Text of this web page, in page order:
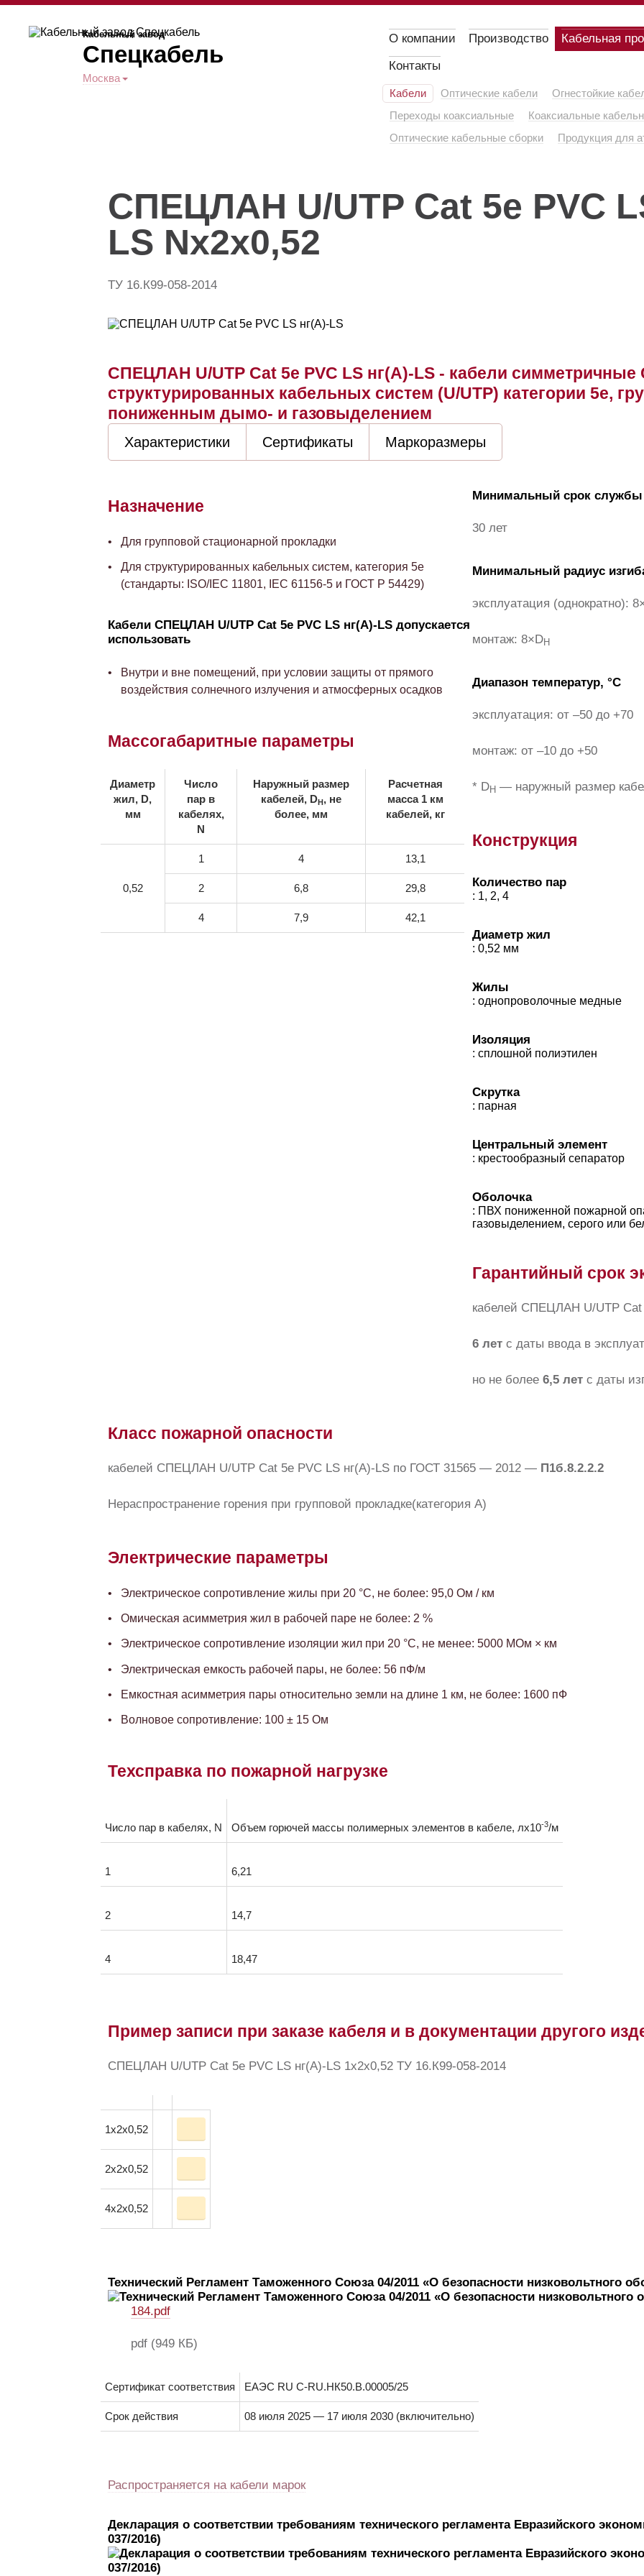
Кабельный завод
Спецкабель
Москва
О компании Производство
Кабельная
Контакты
Кабели Оптические кабели
Огнестойкие
Переходы коаксиальные
Коаксиальные
Оптические кабельные сборки
Продукция для
СПЕЦЛАН U/UTP Cat 5e PVC
LS Nx2x0,52
ТУ 16.К99-058-2014
СПЕЦЛАН U/UTP Cat 5e PVC LS нг(А)-LS - кабели
структурированных кабельных систем (U/UTP) категории 5e,
пониженным дымо- и газовыделением
Характеристики Сертификаты Маркоразмеры
Назначение
Для групповой стационарной прокладки
Для структурированных кабельных систем, категория 5e
(стандарты: ISO/IEC 11801, IEC 61156-5 и ГОСТ Р 54429)
Кабели СПЕЦЛАН U/UTP Cat 5e PVC LS нг(А)-LS допускается
использовать
Внутри и вне помещений, при условии защиты от прямого
воздействия солнечного излучения и атмосферных осадков
Массогабаритные параметры
Диаметр
жил, D,
мм
Число
пар в
кабелях,
N
Наружный размер
кабелей, DH, не
более, мм
Расчетная
масса 1 км
кабелей, кг
0,52
1 4 13,1
2 6,8 29,8
4 7,9 42,1
Минимальный срок службы
30 лет
Минимальный радиус
эксплуатация (однократно):
монтаж: 8×DH
Диапазон температур, °С
эксплуатация: от –50 до +70
монтаж: от –10 до +50
* DH— наружный размер
Конструкция
Количество пар
: 1, 2, 4
Диаметр жил
: 0,52 мм
Жилы
: однопроволочные медные
Изоляция
: сплошной полиэтилен
Скрутка
: парная
Центральный элемент
: крестообразный сепаратор
Оболочка
: ПВХ пониженной пожарной
газовыделением, серого или
Гарантийный срок
кабелей СПЕЦЛАН U/UTP Cat
6 летс даты ввода в
но не более 6,5 летс даты
Класс пожарной опасности
кабелей СПЕЦЛАН U/UTP Cat 5e PVC LS нг(А)-LS по ГОСТ 31565 — 2012 — П1б.8.2.2.2
Нераспространение горения при групповой прокладке(категория А)
Электрические параметры
Электрическое сопротивление жилы при 20 °C, не более: 95,0 Ом / км
Омическая асимметрия жил в рабочей паре не более: 2 %
Электрическое сопротивление изоляции жил при 20 °C, не менее: 5000 МОм × км
Электрическая емкость рабочей пары, не более: 56 пФ/м
Емкостная асимметрия пары относительно земли на длине 1 км, не более: 1600 пФ
Волновое сопротивление: 100 ± 15 Ом
Техсправка по пожарной нагрузке
Число пар в кабелях, N Объем горючей массы полимерных элементов в кабеле, лx10-3/м
1 6,21
2 14,7
4 18,47
Пример записи при заказе кабеля и в документации другого
СПЕЦЛАН U/UTP Cat 5e PVC LS нг(А)-LS 1x2x0,52 ТУ 16.К99-058-2014
1x2x0,52
2x2x0,52
4x2x0,52
Технический Регламент Таможенного Союза 04/2011 «О безопасности низковольтного
184.pdf
pdf (949 КБ)
Сертификат соответствия ЕАЭС RU C-RU.НК50.В.00005/25
Срок действия 08 июля 2025 — 17 июля 2030 (включительно)
Распространяется на кабели марок
Декларация о соответствии требованиям технического регламента Евразийского
037/2016)